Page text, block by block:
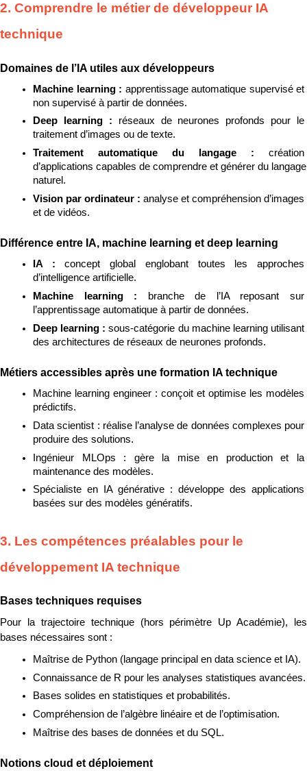
2. Comprendre le métier de développeur IA
technique
Domaines de l’IA utiles aux développeurs
Machine learning : apprentissage automatique supervisé et
non supervisé à partir de données.
Deep learning : réseaux de neurones profonds pour le
traitement d’images ou de texte.
Traitement automatique du langage : création
d’applications capables de comprendre et générer du langage
naturel.
Vision par ordinateur : analyse et compréhension d’images
et de vidéos.
Différence entre IA, machine learning et deep learning
IA : concept global englobant toutes les approches
d’intelligence artificielle.
Machine learning :
branche de l’IA reposant sur
l’apprentissage automatique à partir de données.
Deep learning : sous-catégorie du machine learning utilisant
des architectures de réseaux de neurones profonds.
Métiers accessibles après une formation IA technique
Machine learning engineer : conçoit et optimise les modèles
prédictifs.
Data scientist : réalise l’analyse de données complexes pour
produire des solutions.
Ingénieur MLOps : gère la mise en production et la
maintenance des modèles.
Spécialiste en IA générative : développe des applications
basées sur des modèles génératifs.
3. Les compétences préalables pour le
développement IA technique
Bases techniques requises
Pour la trajectoire technique (hors périmètre Up Académie), les
bases nécessaires sont :
Maîtrise de Python (langage principal en data science et IA).
Connaissance de R pour les analyses statistiques avancées.
Bases solides en statistiques et probabilités.
Compréhension de l’algèbre linéaire et de l’optimisation.
Maîtrise des bases de données et du SQL.
Notions cloud et déploiement